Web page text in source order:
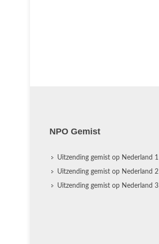
NPO Gemist
Uitzending gemist op Nederland 1
Uitzending gemist op Nederland 2
Uitzending gemist op Nederland 3